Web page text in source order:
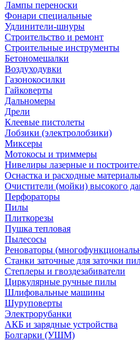
Лампы переноски
Фонари специальные
Удлинители-шнуры
Строительство и ремонт
Строительные инструменты
Бетономешалки
Воздуходувки
Газонокосилки
Гайковерты
Дальномеры
Дрели
Клеевые пистолеты
Лобзики (электролобзики)
Миксеры
Мотокосы и триммеры
Нивелиры лазерные и
Оснастка и расходные материалы
Очистители (мойки) высокого
Перфораторы
Пилы
Плиткорезы
Пушка тепловая
Пылесосы
Реноваторы
Станки заточные для заточки
Степлеры и гвоздезабиватели
Циркулярные ручные пилы
Шлифовальные машины
Шуруповерты
Электрорубанки
АКБ и зарядные устройства
Болгарки (УШМ)